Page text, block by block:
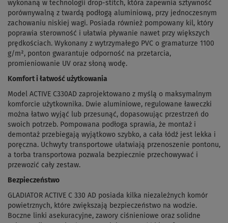
wykonaną w technologii drop-stitch, która zapewnia sztywność
porównywalną z twardą podłogą aluminiową, przy jednoczesnym
zachowaniu niskiej wagi. Posiada również pompowany kil, który
poprawia sterowność i ułatwia pływanie nawet przy większych
prędkościach. Wykonany z wytrzymałego PVC o gramaturze 1100
g/m², ponton gwarantuje odporność na przetarcia,
promieniowanie UV oraz słoną wodę.
Komfort i łatwość użytkowania
Model ACTIVE C330AD zaprojektowano z myślą o maksymalnym
komforcie użytkownika. Dwie aluminiowe, regulowane ławeczki
można łatwo wyjąć lub przesunąć, dopasowując przestrzeń do
swoich potrzeb. Pompowana podłoga sprawia, że montaż i
demontaż przebiegają wyjątkowo szybko, a cała łódź jest lekka i
poręczna. Uchwyty transportowe ułatwiają przenoszenie pontonu,
a torba transportowa pozwala bezpiecznie przechowywać i
przewozić cały zestaw.
Bezpieczeństwo
GLADIATOR ACTIVE C 330 AD posiada kilka niezależnych komór
powietrznych, które zwiększają bezpieczeństwo na wodzie.
Boczne linki asekuracyjne, zawory ciśnieniowe oraz solidne